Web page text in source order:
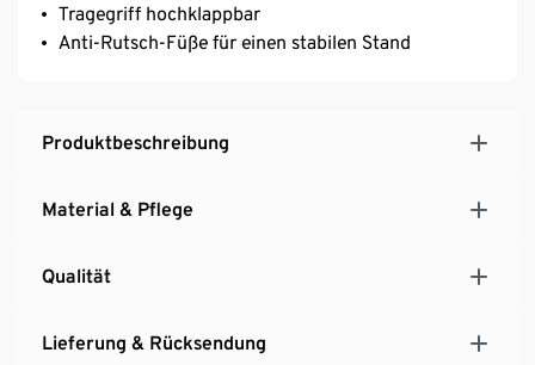
Tragegriff hochklappbar
Anti-Rutsch-Füße für einen stabilen Stand
Produktbeschreibung
Material & Pflege
Qualität
Lieferung & Rücksendung